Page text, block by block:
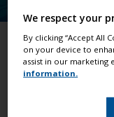
En zorlu
koruma
Minimum
We respect your
By clicking “Accept All
on your device to
assist in our marketing
information.